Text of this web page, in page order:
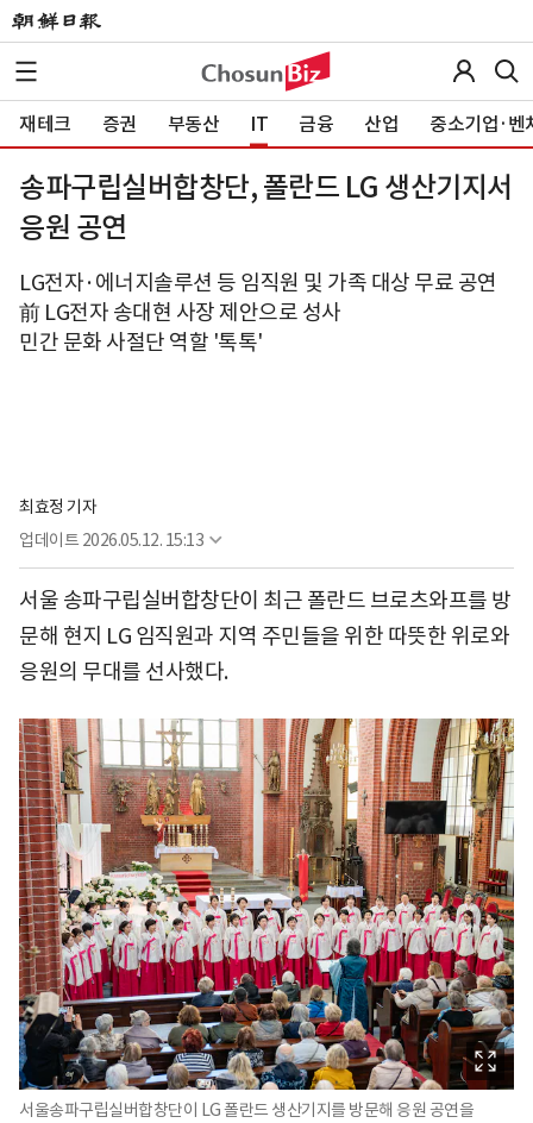
재테크 증권 부동산 IT 금융 산업 중소기업·벤
송파구립실버합창단, 폴란드 LG 생산기지서
응원 공연
LG전자·에너지솔루션 등 임직원 및 가족 대상 무료 공연
前 LG전자 송대현 사장 제안으로 성사
민간 문화 사절단 역할 '톡톡'
최효정 기자
업데이트 2026.05.12. 15:13
서울 송파구립실버합창단이 최근 폴란드 브로츠와프를 방
문해 현지 LG 임직원과 지역 주민들을 위한 따뜻한 위로와
응원의 무대를 선사했다.
서울송파구립실버합창단이 LG 폴란드 생산기지를 방문해 응원 공연을